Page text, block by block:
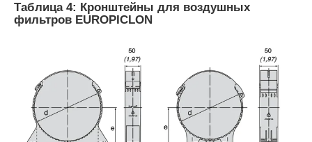
Таблица 4: Кронштейны для воздушных
фильтров EUROPICLON